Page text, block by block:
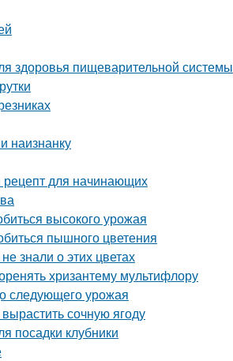
здоровья пищеварительной системы
наизнанку
рецепт для начинающих
высокого урожая
пышного цветения
знали о этих цветах
хризантему мультифлору
следующего урожая
сочную ягоду
посадки клубники